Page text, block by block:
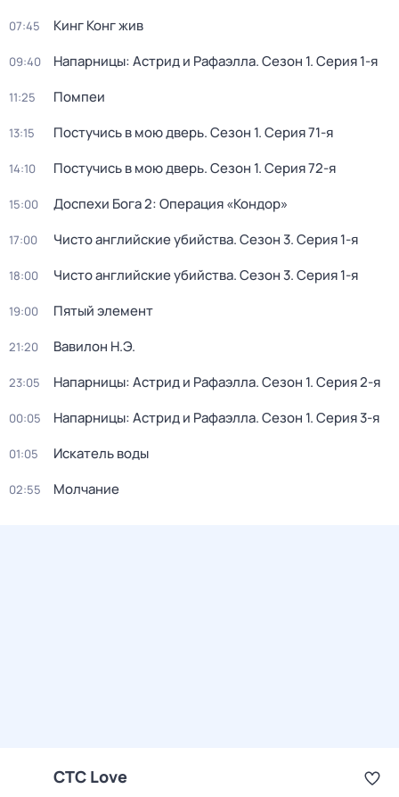
07:45 Кинг Конг жив
09:40 Напарницы: Астрид и Рафаэлла. Сезон 1. Серия 1-я
11:25 Помпеи
13:15 Постучись в мою дверь. Сезон 1. Серия 71-я
14:10 Постучись в мою дверь. Сезон 1. Серия 72-я
15:00 Доспехи Бога 2: Операция «Кондор»
17:00 Чисто английские убийства. Сезон 3. Серия 1-я
18:00 Чисто английские убийства. Сезон 3. Серия 1-я
19:00 Пятый элемент
21:20 Вавилон Н.Э.
23:05 Напарницы: Астрид и Рафаэлла. Сезон 1. Серия 2-я
00:05 Напарницы: Астрид и Рафаэлла. Сезон 1. Серия 3-я
01:05 Искатель воды
02:55 Молчание
СТС Love